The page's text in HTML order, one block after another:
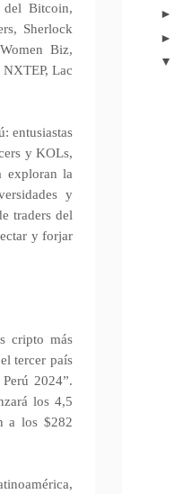
del Bitcoin,
Sherlock
Biz,
Lac
entusiastas
y KOLs,
exploran la
y
traders del
y forjar
cripto más
tercer país
2024”.
los 4,5
a los $282
►
►
▼